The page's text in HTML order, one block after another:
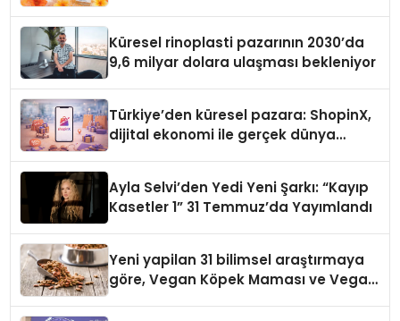
Küresel rinoplasti pazarının 2030’da
9,6 milyar dolara ulaşması bekleniyor
Türkiye’den küresel pazara: ShopinX,
dijital ekonomi ile gerçek dünya
Ayla Selvi’den Yedi Yeni Şarkı: “Kayıp
Kasetler 1” 31 Temmuz’da Yayımlandı
Yeni yapilan 31 bilimsel araştırmaya
göre, Vegan Köpek Maması ve Vegan